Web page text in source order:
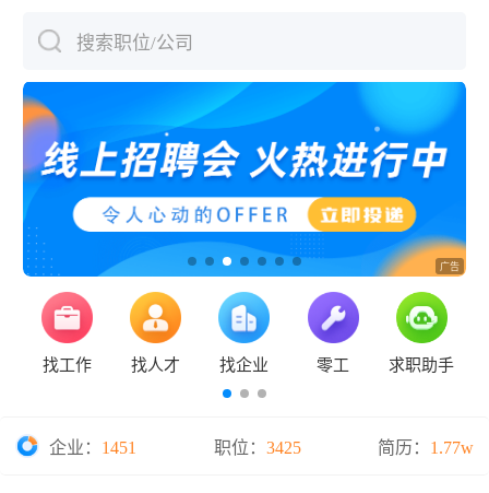
搜索职位/公司
找工作 找人才 找企业 零工 求职助手
企业： 1451 职位： 3425 简历： 1.77w